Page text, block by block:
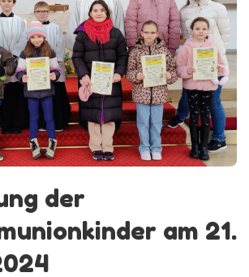
der
am 21.